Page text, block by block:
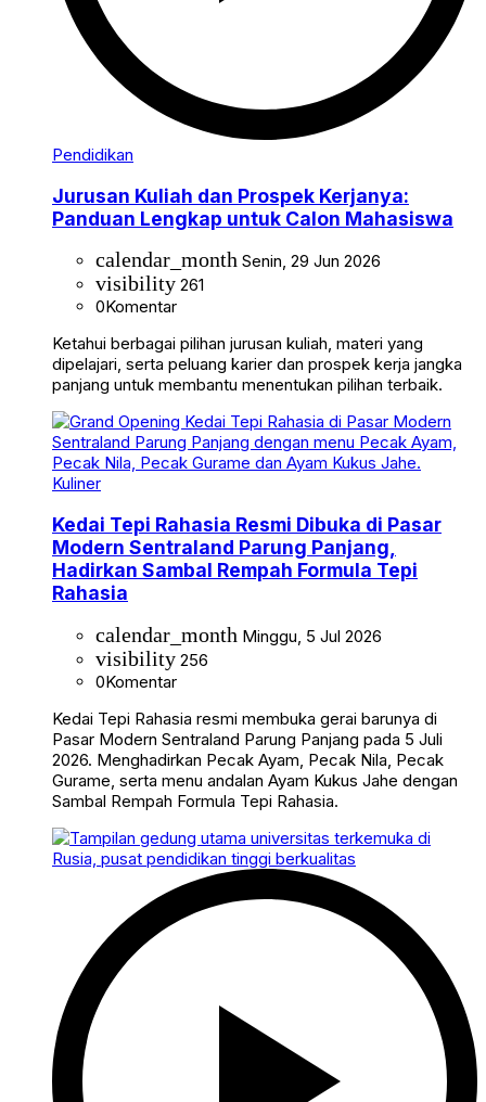
Pendidikan
Jurusan Kuliah dan Prospek Kerjanya:
Panduan Lengkap untuk Calon Mahasiswa
calendar_month Senin, 29 Jun 2026
visibility 261
0Komentar
Ketahui berbagai pilihan jurusan kuliah, materi yang
dipelajari, serta peluang karier dan prospek kerja jangka
panjang untuk membantu menentukan pilihan terbaik.
Kuliner
Kedai Tepi Rahasia Resmi Dibuka di Pasar
Modern Sentraland Parung Panjang,
Hadirkan Sambal Rempah Formula Tepi
Rahasia
calendar_month Minggu, 5 Jul 2026
visibility 256
0Komentar
Kedai Tepi Rahasia resmi membuka gerai barunya di
Pasar Modern Sentraland Parung Panjang pada 5 Juli
2026. Menghadirkan Pecak Ayam, Pecak Nila, Pecak
Gurame, serta menu andalan Ayam Kukus Jahe dengan
Sambal Rempah Formula Tepi Rahasia.